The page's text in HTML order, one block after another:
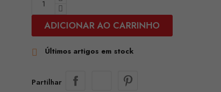
ADICIONAR AO CARRINHO
 Últimos artigos em stock
Partilhar